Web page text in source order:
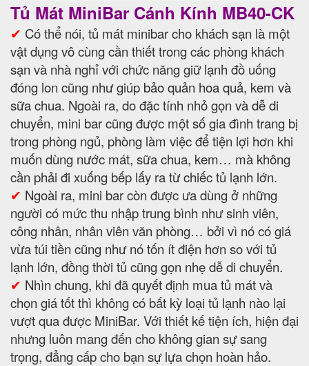
Tủ Mát MiniBar Cánh Kính MB40-CK
✔ Có thể nói, tủ mát minibar cho khách sạn là một
vật dụng vô cùng cần thiết trong các phòng khách
sạn và nhà nghỉ với chức năng giữ lạnh đồ uống
đóng lon cũng như giúp bảo quản hoa quả, kem và
sữa chua. Ngoài ra, do đặc tính nhỏ gọn và dễ di
chuyển, mini bar cũng được một số gia đình trang bị
trong phòng ngủ, phòng làm việc để tiện lợi hơn khi
muốn dùng nước mát, sữa chua, kem… mà không
cần phải đi xuống bếp lấy ra từ chiếc tủ lạnh lớn.
✔ Ngoài ra, mini bar còn được ưa dùng ở những
người có mức thu nhập trung bình như sinh viên,
công nhân, nhân viên văn phòng… bởi vì nó có giá
vừa túi tiền cũng như nó tốn ít điện hơn so với tủ
lạnh lớn, đồng thời tủ cũng gọn nhẹ dễ di chuyển.
✔ Nhìn chung, khi đã quyết định mua tủ mát và
chọn giá tốt thì không có bất kỳ loại tủ lạnh nào lại
vượt qua được MiniBar. Với thiết kế tiện ích, hiện đại
nhưng luôn mang đến cho không gian sự sang
trọng, đẳng cấp cho bạn sự lựa chọn hoàn hảo.